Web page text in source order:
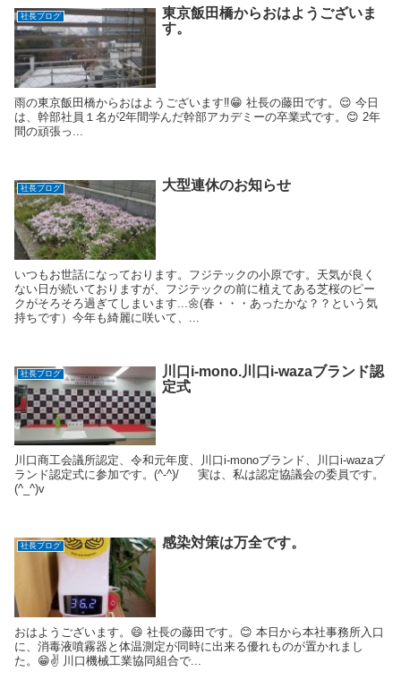
社長ブログ
東京飯田橋からおはようございま
す。
雨の東京飯田橋からおはようございます‼️😁 社長の藤田です。😌 今日
は、幹部社員１名が2年間学んだ幹部アカデミーの卒業式です。😊 2年
間の頑張っ...
社長ブログ 大型連休のお知らせ
いつもお世話になっております。フジテックの小原です。天気が良く
ない日が続いておりますが、フジテックの前に植えてある芝桜のピー
クがそろそろ過ぎてしまいます...🌼(春・・・あったかな？？という気
持ちです）今年も綺麗に咲いて、...
社長ブログ
川口i-mono.川口i-wazaブランド認
定式
川口商工会議所認定、令和元年度、川口i-monoブランド、川口i-wazaブ
ランド認定式に参加です。(^-^)/ 実は、私は認定協議会の委員です。
(^_^)v
社長ブログ 感染対策は万全です。
おはようございます。😄 社長の藤田です。😊 本日から本社事務所入口
に、消毒液噴霧器と体温測定が同時に出来る優れものが置かれまし
た。😁✌ 川口機械工業協同組合で...